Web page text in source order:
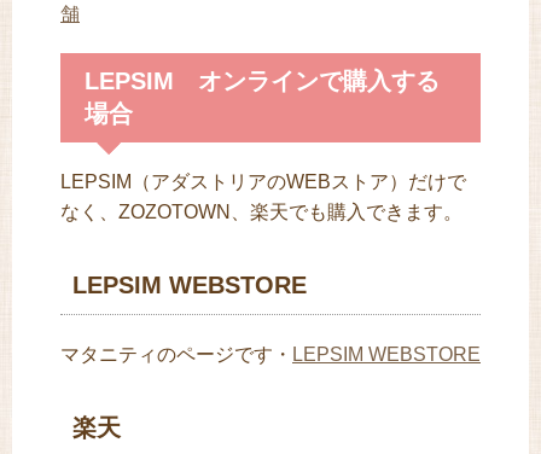
舗
LEPSIM オンラインで購入する
場合
LEPSIM（アダストリアのWEBストア）だけで
なく、ZOZOTOWN、楽天でも購入できます。
LEPSIM WEBSTORE
マタニティのページです・ LEPSIM WEBSTORE
楽天